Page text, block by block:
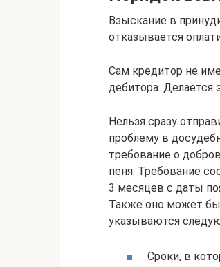
Взыскание в
отказывается
Сам кредитор не
дебитора. Делается
Нельзя сразу
проблему в
требование о
пеня. Требование
3 месяцев с даты
Также оно может
указываются
Сроки, в